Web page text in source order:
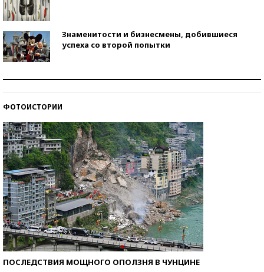
Знаменитости и бизнесмены, добившиеся
успеха со второй попытки
ФОТОИСТОРИИ
ПОСЛЕДСТВИЯ МОЩНОГО ОПОЛЗНЯ В ЧУНЦИНЕ